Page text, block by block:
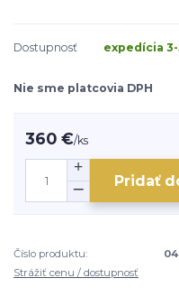
Dostupnosť expedícia
Nie sme platcovia DPH
360 €/ks
Pridať
Číslo produktu:
Strážiť cenu / dostupnosť